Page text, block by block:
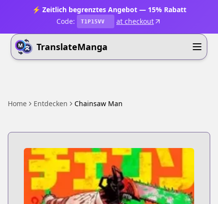
⚡ Zeitlich begrenztes Angebot — 15% Rabatt
Code:
T1P15VV at checkout
TranslateManga
Home Entdecken Chainsaw Man